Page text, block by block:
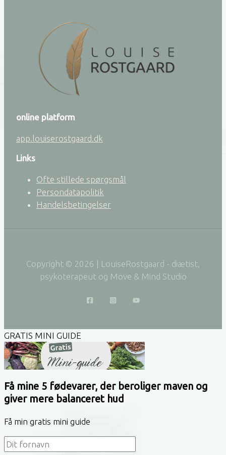
online platform
app.louiserostgaard.dk
Links
Ofte stillede spørgsmål
Persondatapolitik
Handelsbetingelser
Copyright © 2026 | LouiseRostgaard - diætist,
psykoterapeut og Move & Mind Studio
GRATIS MINI GUIDE
Få mine 5 fødevarer, der beroliger maven og
giver mere balanceret hud
Få min gratis mini guide